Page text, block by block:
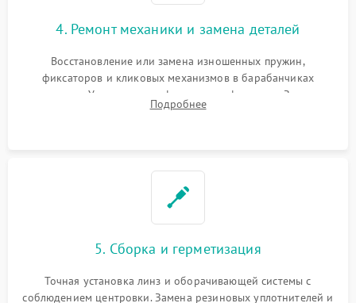
4. Ремонт механики и замена деталей
Восстановление или замена изношенных пружин,
фиксаторов и кликовых механизмов в барабанчиках
поправок. Устранение люфтов в трансфокаторе. Замена
поврежденных линз, разбитой сетки или восстановление
Подробнее
5. Сборка и герметизация
Точная установка линз и оборачивающей системы с
соблюдением центровки. Замена резиновых уплотнителей и